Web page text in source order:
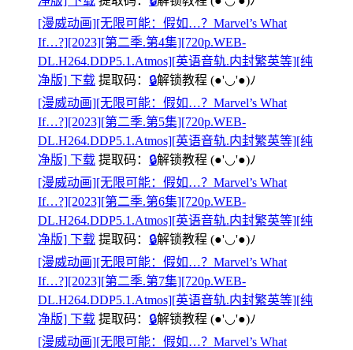
[漫威动画][无限可能：假如…？Marvel’s What
If…?][2023][第二季.第4集][720p.WEB-
DL.H264.DDP5.1.Atmos][英语音轨.内封繁英等][纯
净版] 下载 提取码： 🔒解锁教程 (●'◡'●)ﾉ
[漫威动画][无限可能：假如…？Marvel’s What
If…?][2023][第二季.第5集][720p.WEB-
DL.H264.DDP5.1.Atmos][英语音轨.内封繁英等][纯
净版] 下载 提取码： 🔒解锁教程 (●'◡'●)ﾉ
[漫威动画][无限可能：假如…？Marvel’s What
If…?][2023][第二季.第6集][720p.WEB-
DL.H264.DDP5.1.Atmos][英语音轨.内封繁英等][纯
净版] 下载 提取码： 🔒解锁教程 (●'◡'●)ﾉ
[漫威动画][无限可能：假如…？Marvel’s What
If…?][2023][第二季.第7集][720p.WEB-
DL.H264.DDP5.1.Atmos][英语音轨.内封繁英等][纯
净版] 下载 提取码： 🔒解锁教程 (●'◡'●)ﾉ
[漫威动画][无限可能：假如…？Marvel’s What